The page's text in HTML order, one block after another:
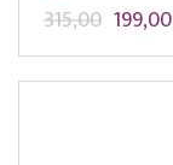
199,00
315,00